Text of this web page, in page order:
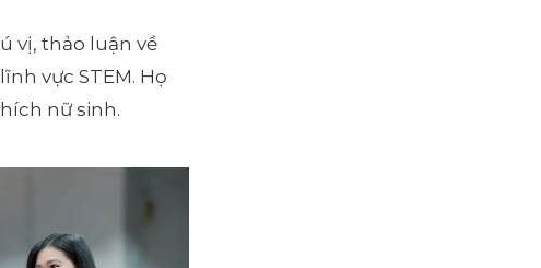
vị, thảo luận về
vực STEM. Họ
nữ sinh.